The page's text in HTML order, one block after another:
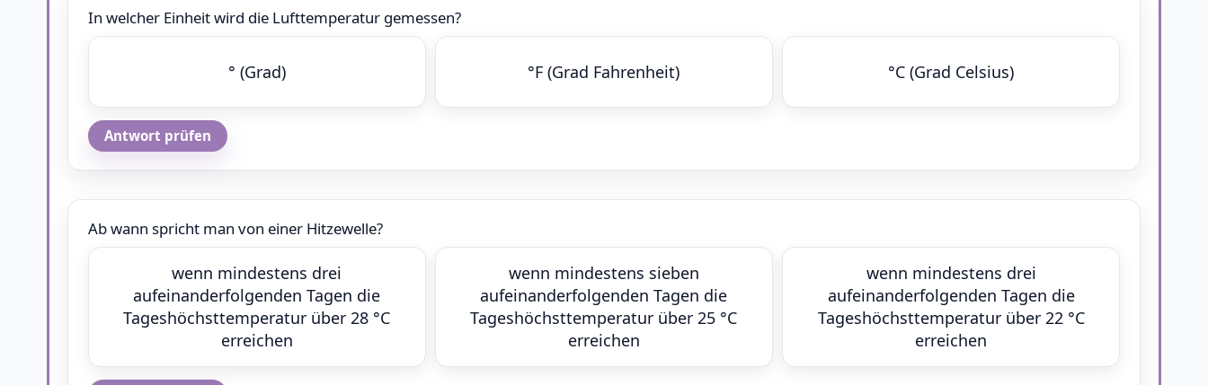
In welcher Einheit wird die Lufttemperatur gemessen?
° (Grad) °F (Grad Fahrenheit) °C (Grad Celsius)
Antwort prüfen
Ab wann spricht man von einer Hitzewelle?
wenn mindestens drei
aufeinanderfolgenden Tagen die
Tageshöchsttemperatur über 28 °C
erreichen
wenn mindestens sieben
aufeinanderfolgenden Tagen die
Tageshöchsttemperatur über 25 °C
erreichen
wenn mindestens drei
aufeinanderfolgenden Tagen die
Tageshöchsttemperatur über 22 °C
erreichen